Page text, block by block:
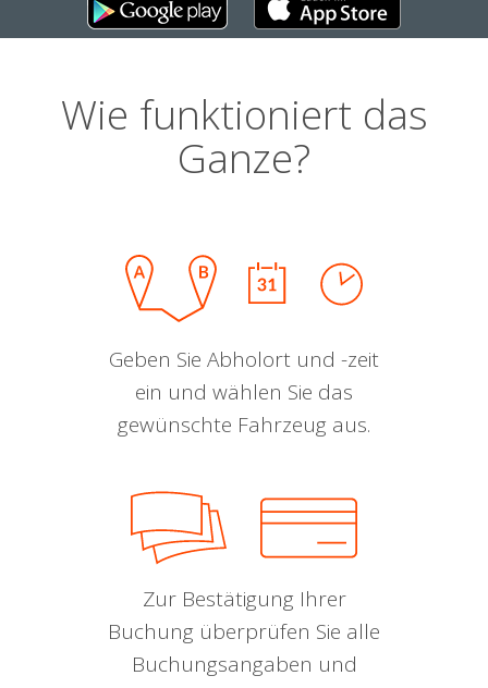
Wie funktioniert das
Ganze?
Geben Sie Abholort und -zeit
ein und wählen Sie das
gewünschte Fahrzeug aus.
Zur Bestätigung Ihrer
Buchung überprüfen Sie alle
Buchungsangaben und